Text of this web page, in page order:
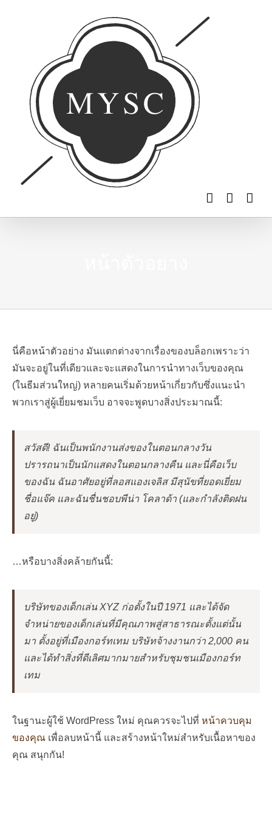
นี่คือหน้าตัวอย่าง มันแตกต่างจากเรื่องของบล็อกเพราะว่า
มันจะอยู่ในที่เดียวและจะแสดงในการนำทางเว็บของคุณ
(ในธีมส่วนใหญ่) หลายคนเริ่มด้วยหน้าเกี่ยวกับซึ่งแนะนำ
พวกเราสู่ผู้เยี่ยมชมเว็บ อาจจะพูดบางสิ่งประมาณนี้:
สวัสดี! ฉันเป็นพนักงานส่งของในตอนกลางวัน
ปรารถนาเป็นนักแสดงในตอนกลางคืน และนี่คือเว็บ
ของฉัน ฉันอาศัยอยู่ที่ลอสแองเจลิส มีสุนัขที่ยอดเยี่ยม
ชื่อแจ๊ค และฉันชื่นชอบพีน่า โคลาด้า (และกำลังติดฝน
อยู่)
…หรือบางสิ่งคล้ายกันนี้:
บริษัทของเด็กเล่น XYZ ก่อตั้งในปี 1971 และได้จัด
จำหน่ายของเด็กเล่นที่มีคุณภาพสู่สาธารณะตั้งแต่นั้น
มา ตั้งอยู่ที่เมืองกอร์ทเทม บริษัทจ้างงานกว่า 2,000 คน
และได้ทำสิ่งที่ดีเลิศมากมายสำหรับชุมชนเมืองกอร์ท
เทม
ในฐานะผู้ใช้ WordPress ใหม่ คุณควรจะไปที่ หน้าควบคุม
ของคุณ เพื่อลบหน้านี้ และสร้างหน้าใหม่สำหรับเนื้อหาของ
คุณ สนุกกัน!